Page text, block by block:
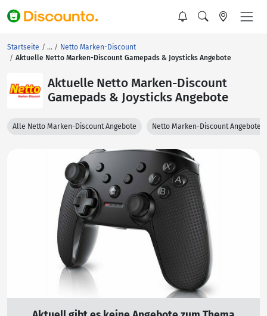
Startseite
Netto Marken-Discount
Aktuelle Netto Marken-Discount Gamepads & Joysticks Angebote
Aktuelle Netto Marken-Discount
Gamepads & Joysticks Angebote
Alle Netto Marken-Discount Angebote Netto Marken-Discount Angebote